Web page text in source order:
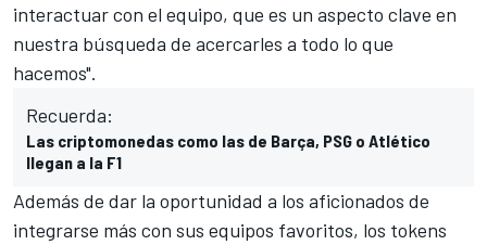
interactuar con el equipo, que es un aspecto clave en
nuestra búsqueda de acercarles a todo lo que
hacemos".
Recuerda:
Las criptomonedas como las de Barça, PSG o Atlético
llegan a la F1
Además de dar la oportunidad a los aficionados de
integrarse más con sus equipos favoritos, los tokens